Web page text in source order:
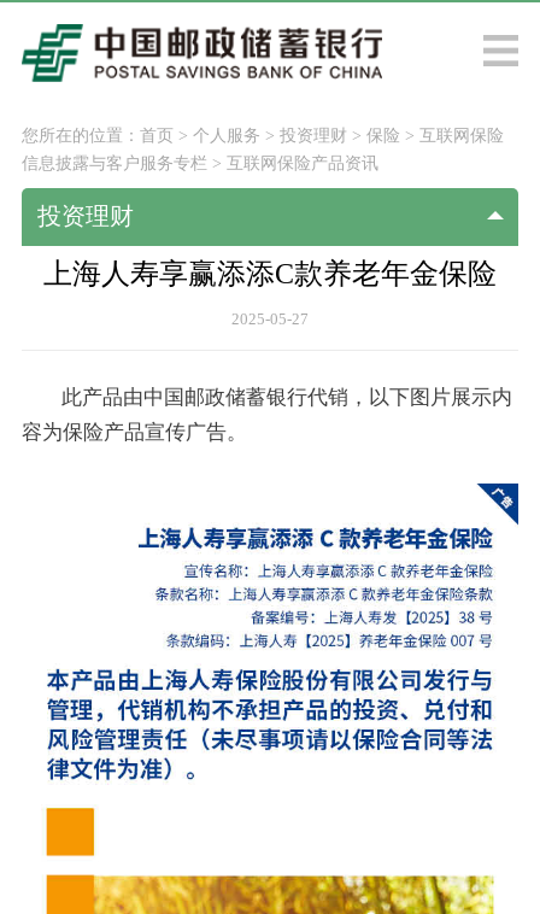
您所在的位置： 首页> 个人服务 > 投资理财 > 保险 > 互联网保险
信息披露与客户服务专栏 > 互联网保险产品资讯
投资理财
上海人寿享赢添添C款养老年金保险
2025-05-27
此产品由中国邮政储蓄银行代销，以下图片展示内
容为保险产品宣传广告。